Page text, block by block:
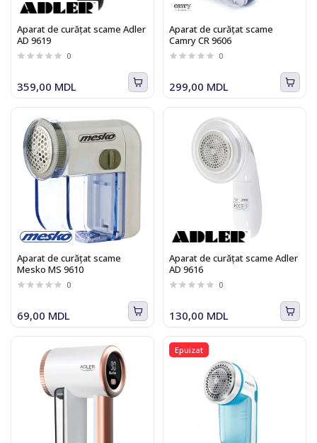
Aparat de curăţat scame Adler
AD 9619
0
359,00 MDL
Aparat de curăţat scame
Camry CR 9606
0
299,00 MDL
Aparat de curăţat scame
Mesko MS 9610
0
69,00 MDL
Aparat de curăţat scame Adler
AD 9616
0
130,00 MDL
Epuizat